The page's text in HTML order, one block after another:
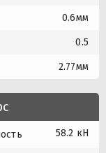
0.6мм
0.5
2.77мм
58.2 кН